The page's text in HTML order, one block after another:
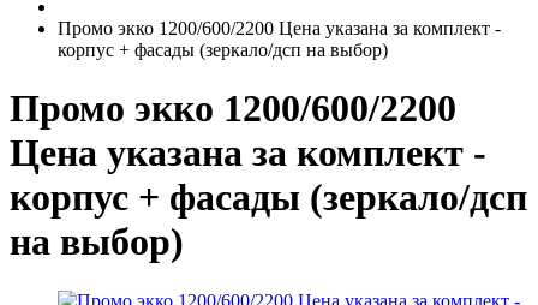
Промо экко 1200/600/2200 Цена указана за комплект -
корпус + фасады (зеркало/дсп на выбор)
Промо экко 1200/600/2200
Цена указана за комплект -
корпус + фасады (зеркало/дсп
на выбор)